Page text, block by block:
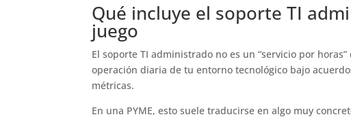
Qué incluye el soporte TI
juego
El soporte TI administrado no es un “servicio por
operación diaria de tu entorno tecnológico bajo
métricas.
En una PYME, esto suele traducirse en algo muy